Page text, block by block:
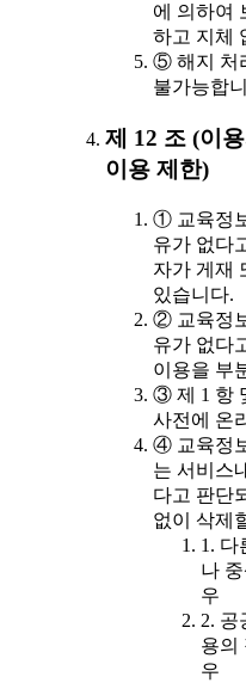
에 의하여
하고 지체
⑤ 해지 처
불가능합
제 12 조 (이
이용 제한)
① 교육정
유가 없다
자가 게재
있습니다.
② 교육정
유가 없다
이용을 부
③ 제 1 항
사전에 온
④ 교육정
는 서비스
다고 판단
없이 삭제
1. 다
나
우
2. 공
용의
우